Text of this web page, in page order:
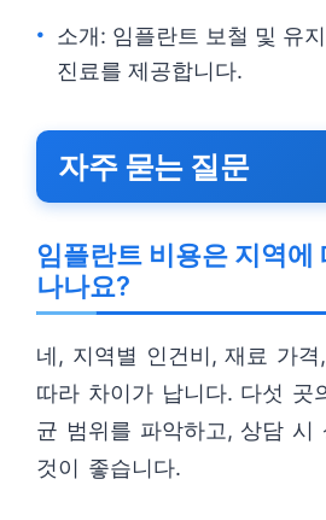
소개: 임플란트 보철 및 유
진료를 제공합니다.
자주 묻는 질문
임플란트 비용은 지역에
나나요?
네, 지역별 인건비, 재료 가
따라 차이가 납니다. 다섯 곳
균 범위를 파악하고, 상담 시
것이 좋습니다.